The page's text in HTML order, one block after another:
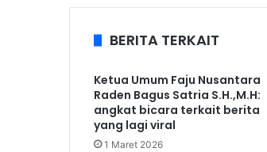
BERITA TERKAIT
Ketua Umum Faju Nusantara
Raden Bagus Satria S.H.,M.H:
angkat bicara terkait berita
yang lagi viral
1 Maret 2026